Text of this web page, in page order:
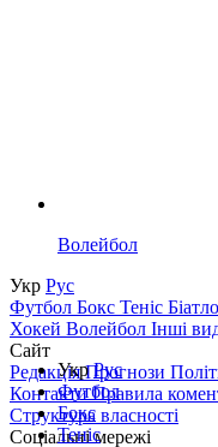
Волейбол
Укр Рус
Футбол Бокс Теніс
Хокей Волейбол Інші
Сайт
РедакціяПрогнози
КонтактиПравила
Структура власності
Соціальні мережі
УкрРус
Футбол
Бокс
Теніс